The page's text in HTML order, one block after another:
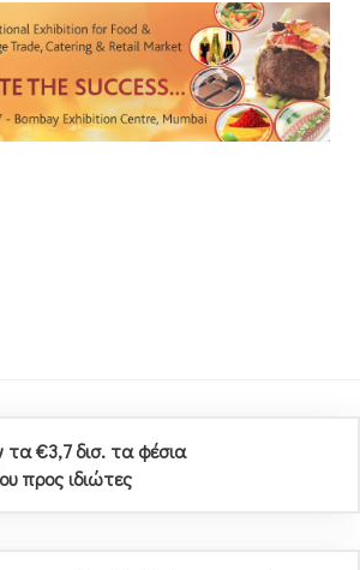
€3,7 δισ. τα φέσια
προς ιδιώτες